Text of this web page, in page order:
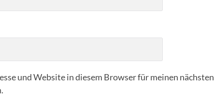
und Website in diesem Browser für meinen nächsten